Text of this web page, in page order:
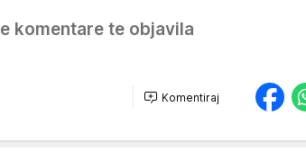
komentare te objavila
Komentiraj